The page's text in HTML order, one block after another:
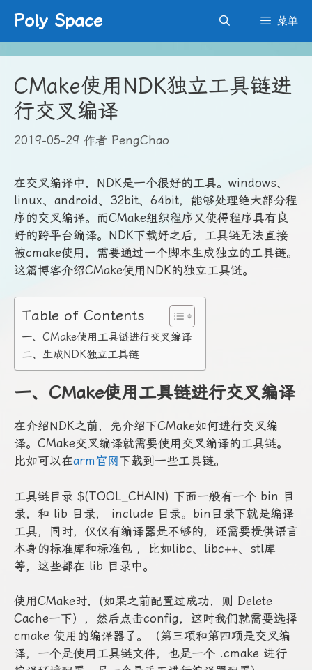
内
容
Poly Space 菜单
CMake使用NDK独立工具链进
行交叉编译
2019-05-29 作者 PengChao
在交叉编译中，NDK是一个很好的工具。windows、
linux、android、32bit、64bit，能够处理绝大部分程
序的交叉编译。而CMake组织程序又使得程序具有良
好的跨平台编译。NDK下载好之后，工具链无法直接
被cmake使用，需要通过一个脚本生成独立的工具链。
这篇博客介绍CMake使用NDK的独立工具链。
Table of Contents
一、CMake使用工具链进行交叉编译
二、生成NDK独立工具链
一、CMake使用工具链进行交叉编译
在介绍NDK之前，先介绍下CMake如何进行交叉编
译。CMake交叉编译就需要使用交叉编译的工具链。
比如可以在arm官网下载到一些工具链。
工具链目录 $(TOOL_CHAIN) 下面一般有一个 bin 目
录，和 lib 目录， include 目录。bin目录下就是编译
工具，同时，仅仅有编译器是不够的，还需要提供语言
本身的标准库和标准包 ，比如libc、libc++、stl库
等，这些都在 lib 目录中。
使用CMake时，(如果之前配置过成功，则 Delete
Cache一下），然后点击config，这时我们就需要选择
cmake 使用的编译器了。（第三项和第四项是交叉编
译，一个是使用工具链文件，也是一个 .cmake 进行